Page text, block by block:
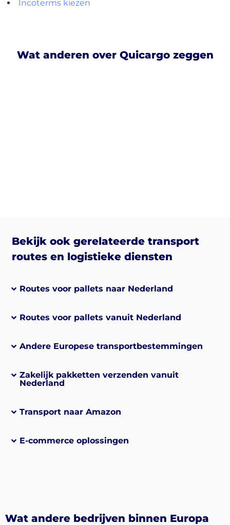
Incoterms kiezen
Wat anderen over Quicargo zeggen
Bekijk ook gerelateerde transport
routes en logistieke diensten
Routes voor pallets naar Nederland
Routes voor pallets vanuit Nederland
Andere Europese transportbestemmingen
Zakelijk pakketten verzenden vanuit
Nederland
Transport naar Amazon
E-commerce oplossingen
Wat andere bedrijven binnen Europa